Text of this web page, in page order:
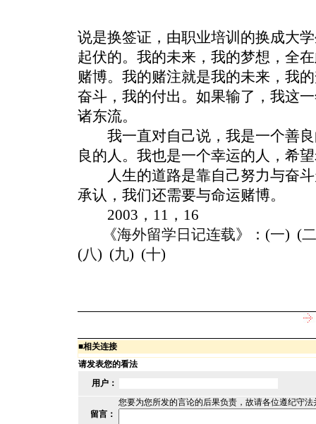
说是换签证，由职业培训的换成大
起伏的。我的未来，我的梦想，全
赌博。我的赌注就是我的未来，我
奋斗，我的付出。如果输了，我这
诸东流。
我一直对自己说，我是一个善良
良的人。我也是一个幸运的人，希
人生的道路是靠自己努力与奋斗
承认，我们还需要与命运赌博。
2003，11，16
《海外留学日记连载》：(一) (二
(八) (九) (十)
■相关连接
请发表您的看法
用户：
您要为您所发的言论的后果负责，故请各位遵纪守
留言：